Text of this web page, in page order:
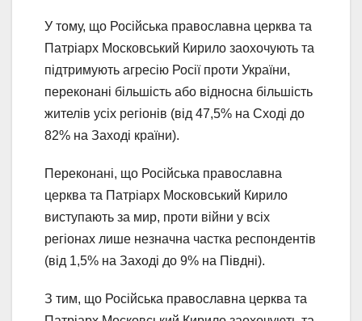
У тому, що Російська православна церква та
Патріарх Московський Кирило заохочують та
підтримують агресію Росії проти України,
переконані більшість або відносна більшість
жителів усіх регіонів (від 47,5% на Сході до
82% на Заході країни).
Переконані, що Російська православна
церква та Патріарх Московський Кирило
виступають за мир, проти війни у всіх
регіонах лише незначна частка респондентів
(від 1,5% на Заході до 9% на Півдні).
З тим, що Російська православна церква та